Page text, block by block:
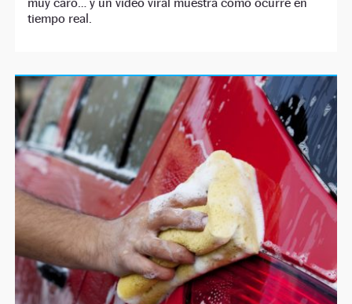
tiempo real.